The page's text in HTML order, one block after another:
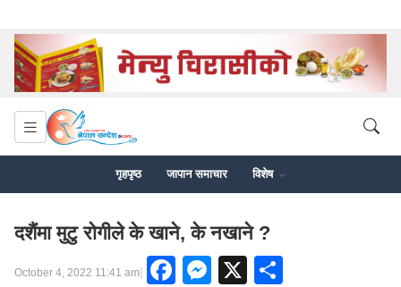
गृहपृष्ठ जापान समाचार विशेष
दशैंमा मुटु रोगीले के खाने, के नखाने ?
October 4, 2022 11:41 am| Facebook
Messenger
X